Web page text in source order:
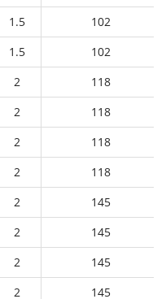
1.5
102
1.5
102
2
118
2
118
2
118
2
118
2
145
2
145
2
145
2
145